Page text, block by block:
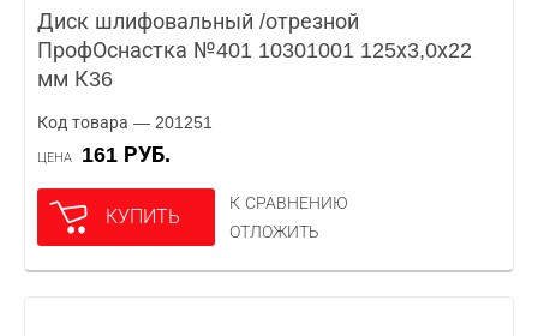
Диск шлифовальный /отрезной
ПрофОснастка №401 10301001 125х3,0х22
мм К36
Код товара — 201251
ЦЕНА 161 РУБ.
КУПИТЬ
К СРАВНЕНИЮ
ОТЛОЖИТЬ